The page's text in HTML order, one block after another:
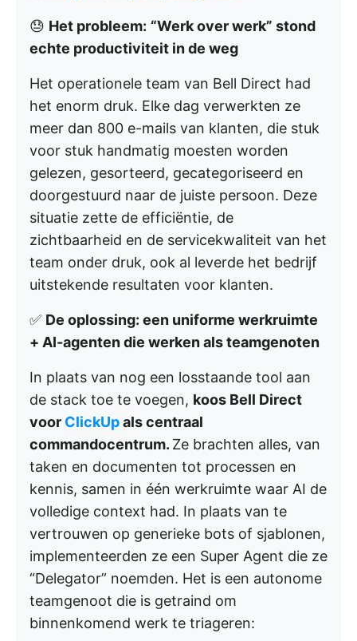
😓 Het probleem: “Werk over werk” stond
echte productiviteit in de weg
Het operationele team van Bell Direct had
het enorm druk. Elke dag verwerkten ze
meer dan 800 e-mails van klanten, die stuk
voor stuk handmatig moesten worden
gelezen, gesorteerd, gecategoriseerd en
doorgestuurd naar de juiste persoon. Deze
situatie zette de efficiëntie, de
zichtbaarheid en de servicekwaliteit van het
team onder druk, ook al leverde het bedrijf
uitstekende resultaten voor klanten.
✅ De oplossing: een uniforme werkruimte
+ AI-agenten die werken als teamgenoten
In plaats van nog een losstaande tool aan
de stack toe te voegen, koos Bell Direct
voor ClickUpals centraal
commandocentrum. Ze brachten alles, van
taken en documenten tot processen en
kennis, samen in één werkruimte waar AI de
volledige context had. In plaats van te
vertrouwen op generieke bots of sjablonen,
implementeerden ze een Super Agent die ze
“Delegator” noemden. Het is een autonome
teamgenoot die is getraind om
binnenkomend werk te triageren: